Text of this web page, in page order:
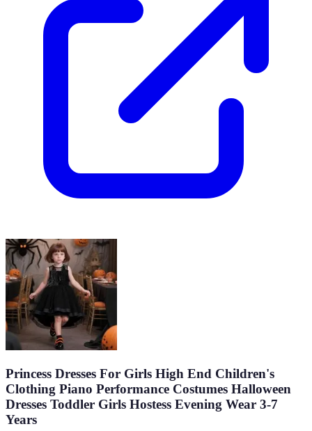
Princess Dresses For Girls High End Children's
Clothing Piano Performance Costumes Halloween
Dresses Toddler Girls Hostess Evening Wear 3-7
Years